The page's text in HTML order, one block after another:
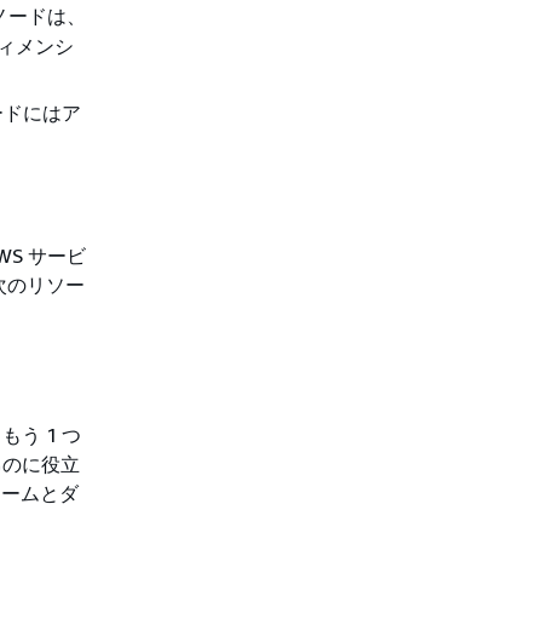
ドは、
メンシ
にはア
サービ
のリソー
う 1 つ
に役立
ムとダ